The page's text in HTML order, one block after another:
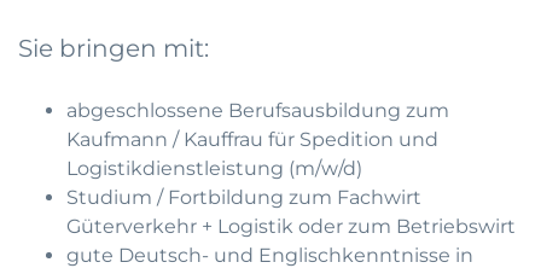
Sie bringen mit:
abgeschlossene Berufsausbildung zum
Kaufmann / Kauffrau für Spedition und
Logistikdienstleistung (m/w/d)
Studium / Fortbildung zum Fachwirt
Güterverkehr + Logistik oder zum Betriebswirt
gute Deutsch- und Englischkenntnisse in